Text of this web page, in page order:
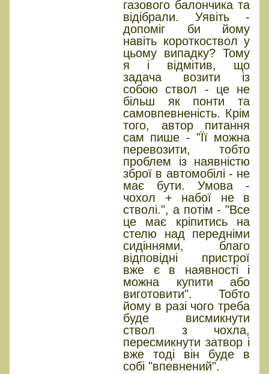
газового балончика та
відібрали. Уявіть -
допоміг би йому
навіть короткоствол у
цьому випадку? Тому
я і відмітив, що
задача возити із
собою ствол - це не
більш як понти та
самовпевненість. Крім
того, автор питання
сам пише - "Її можна
перевозити, тобто
проблем із наявністю
зброї в автомобілі - не
має бути. Умова -
чохол + набої не в
стволі.", а потім - "Все
це має кріпитись на
стелю над передніми
сидіннями, благо
відповідні пристрої
вже є в наявності і
можна купити або
виготовити". Тобто
йому в разі чого треба
буде висмикнути
ствол з чохла,
пересмикнути затвор і
вже тоді він буде в
собі "впевнений".